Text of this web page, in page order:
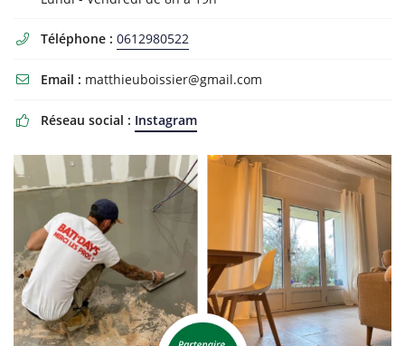
 Téléphone : 0612980522
 Email : matthieuboissier@gmail.com
 Réseau social : Instagram